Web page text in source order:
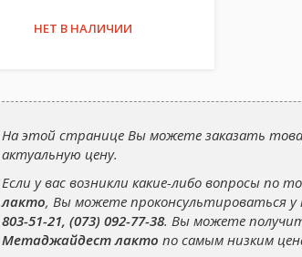
НЕТ В НАЛИЧИИ
На этой странице Вы можете заказать
актуальную цену.
Если у вас возникли какие-либо вопросы по
лакто, Вы можете проконсультироваться
803-51-21, (073) 092-77-38. Вы можете
Метаджайдест лакто по самым низким